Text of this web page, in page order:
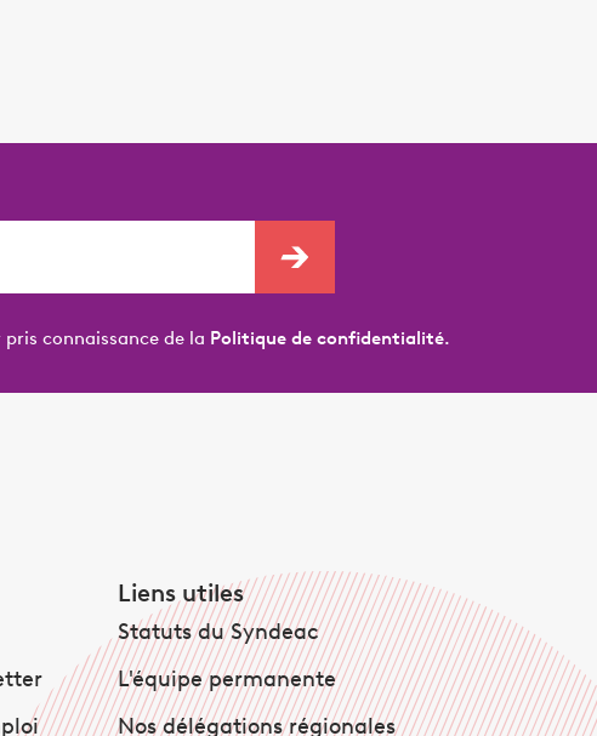
connaissance de la Politique de confidentialité.
Liens utiles
Statuts du Syndeac
L'équipe permanente
Nos délégations régionales